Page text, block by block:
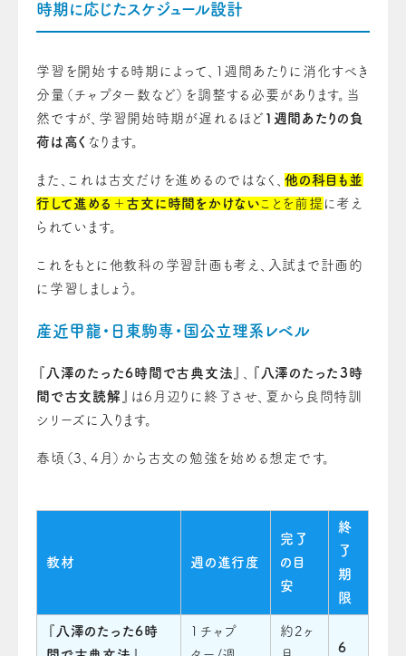
時期に応じたスケジュール設計
学習を開始する時期によって、1週間あたりに消化すべき
分量（チャプター数など）を調整する必要があります。当
然ですが、学習開始時期が遅れるほど 1週間あたりの負
荷は高く なります。
また、これは古文だけを進めるのではなく、 他の科目も並
行して進める ＋ 古文に時間をかけないことを前提 に考え
られています。
これをもとに他教科の学習計画も考え、入試まで計画的
に学習しましょう。
産近甲龍・日東駒専・国公立理系レベル
『 八澤のたった6時間で古典文法 』、『 八澤のたった3時
間で古文読解 』は6月辺りに終了させ、夏から良問特訓
シリーズに入ります。
春頃（3、4月）から古文の勉強を始める想定です。
教材 週の進行度
完了
の目
安
終
了
期
限
『 八澤のたった6時
1チャプ
約2ヶ
6